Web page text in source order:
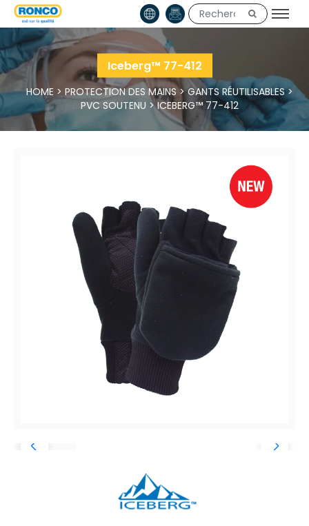
Iceberg™ 77-412
HOME > PROTECTION DES MAINS>GANTS RÉUTILISABLES>
PVC SOUTENU >ICEBERG™ 77-412